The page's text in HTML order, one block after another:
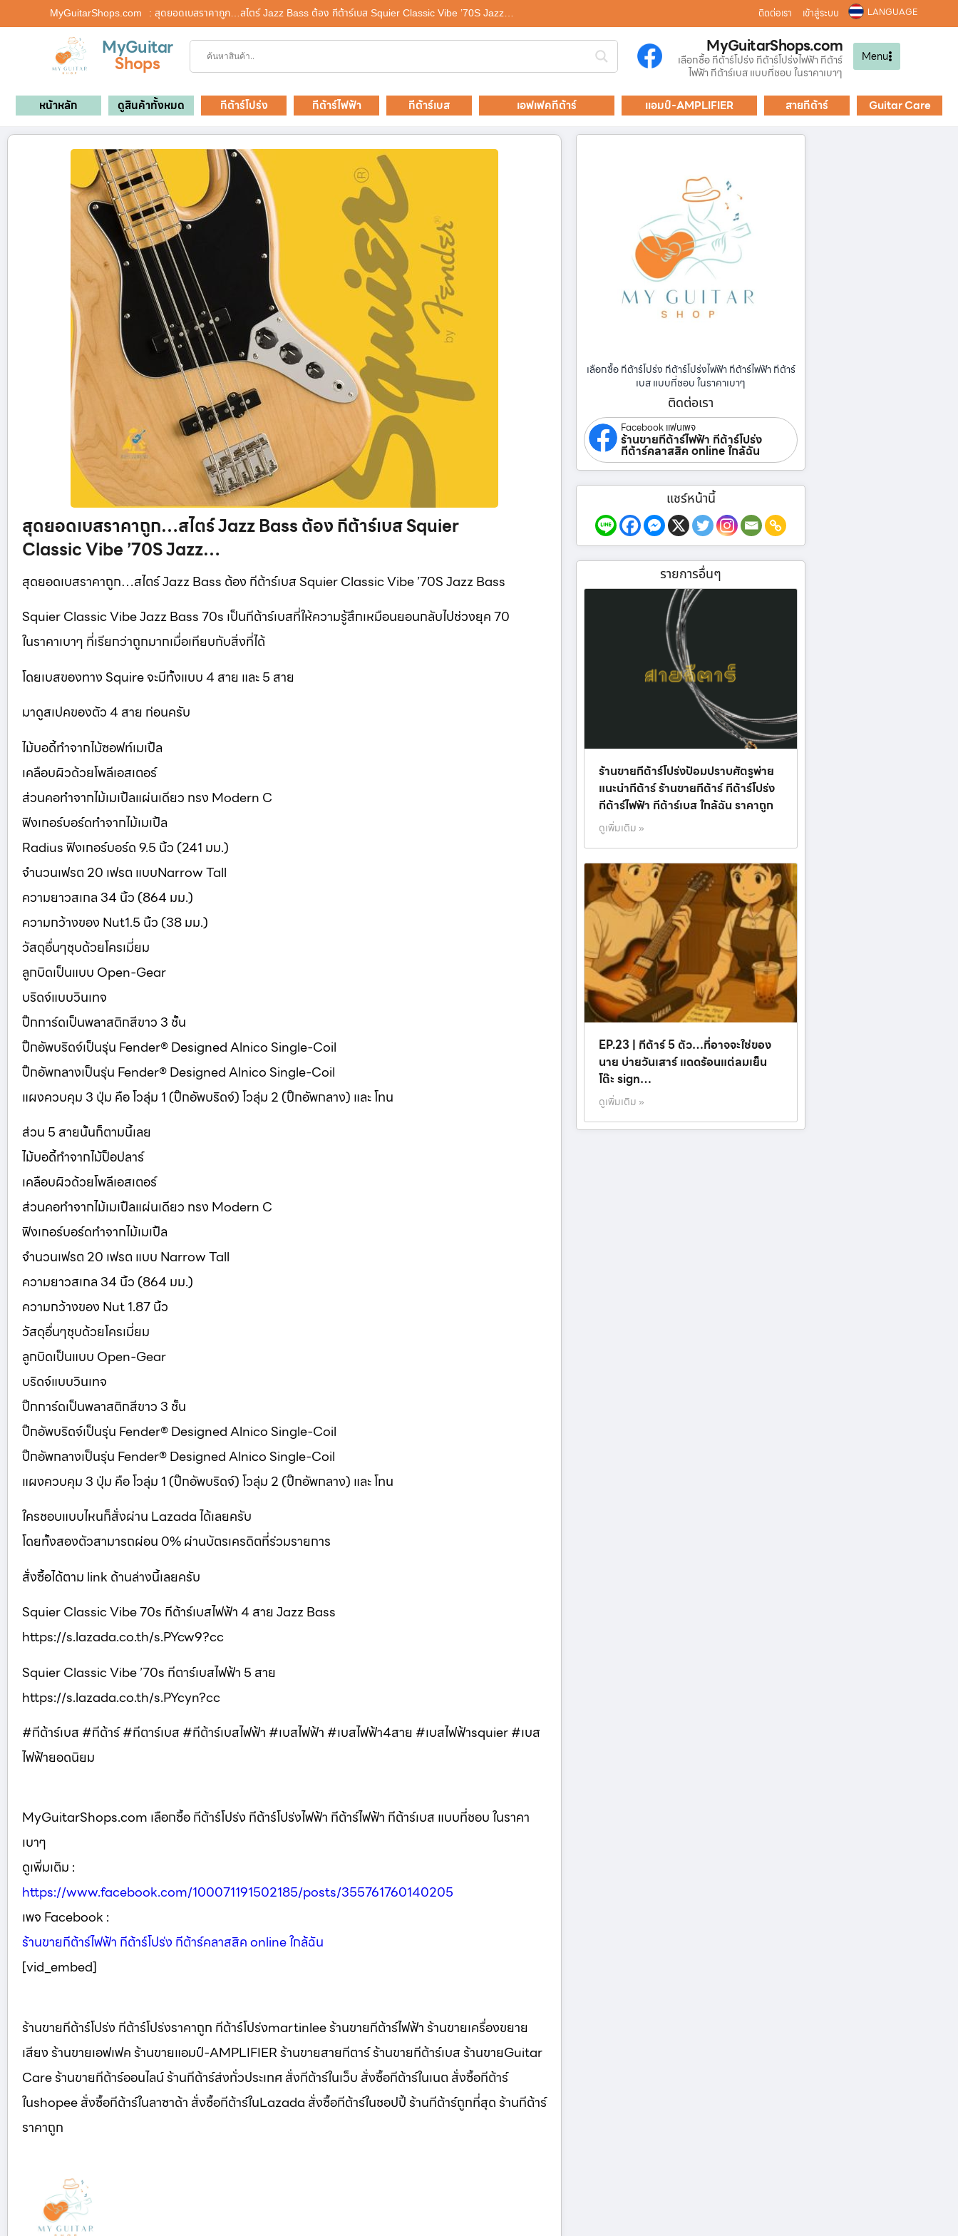
MyGuitarShops.com : สุดยอดเบสราคาถูก…สไตร์ Jazz Bass ต้อง กีต้าร์เบส Squier Classic Vibe ’70S Jazz… ติดต่อเรา เข้าสู่ระบบ LANGUAGE
MyGuitar
Shops
MyGuitarShops.com
เลือกซื้อ กีต้าร์โปร่ง กีต้าร์โปร่งไฟฟ้า กีต้าร์
ไฟฟ้า กีต้าร์เบส แบบที่ชอบ ในราคาเบาๆ
Menu
หน้าหลัก ดูสินค้าทั้งหมด กีต้าร์โปร่ง กีต้าร์ไฟฟ้า กีต้าร์เบส เอฟเฟคกีต้าร์ แอมป์-AMPLIFIER สายกีต้าร์ Guitar Care
สุดยอดเบสราคาถูก…สไตร์ Jazz Bass ต้อง กีต้าร์เบส Squier
Classic Vibe ’70S Jazz…
สุดยอดเบสราคาถูก…สไตร์ Jazz Bass ต้อง กีต้าร์เบส Squier Classic Vibe ’70S Jazz Bass
Squier Classic Vibe Jazz Bass 70s เป็นกีต้าร์เบสที่ให้ความรู้สึกเหมือนยอนกลับไปช่วงยุค 70
ในราคาเบาๆ ที่เรียกว่าถูกมากเมื่อเทียบกับสิ่งที่ได้
โดยเบสของทาง Squire จะมีทั้งแบบ 4 สาย และ 5 สาย
มาดูสเปคของตัว 4 สาย ก่อนครับ
ไม้บอดี้ทำจากไม้ซอฟท์เมเปิ้ล
เคลือบผิวด้วยโพลีเอสเตอร์
ส่วนคอทำจากไม้เมเปิ้ลแผ่นเดียว ทรง Modern C
ฟิงเกอร์บอร์ดทำจากไม้เมเปิ้ล
Radius ฟิงเกอร์บอร์ด 9.5 นิ้ว (241 มม.)
จำนวนเฟรต 20 เฟรต แบบNarrow Tall
ความยาวสเกล 34 นิ้ว (864 มม.)
ความกว้างของ Nut1.5 นิ้ว (38 มม.)
วัสดุอื่นๆชุบด้วยโครเมี่ยม
ลูกบิดเป็นแบบ Open-Gear
บริดจ์แบบวินเทจ
ปิ๊กการ์ดเป็นพลาสติกสีขาว 3 ชั้น
ปิ๊กอัพบริดจ์เป็นรุ่น Fender® Designed Alnico Single-Coil
ปิ๊กอัพกลางเป็นรุ่น Fender® Designed Alnico Single-Coil
แผงควบคุม 3 ปุ่ม คือ โวลุ่ม 1 (ปิ๊กอัพบริดจ์) โวลุ่ม 2 (ปิ๊กอัพกลาง) และ โทน
ส่วน 5 สายนั้นก็ตามนี้เลย
ไม้บอดี้ทำจากไม้ป็อปลาร์
เคลือบผิวด้วยโพลีเอสเตอร์
ส่วนคอทำจากไม้เมเปิ้ลแผ่นเดียว ทรง Modern C
ฟิงเกอร์บอร์ดทำจากไม้เมเปิ้ล
จำนวนเฟรต 20 เฟรต แบบ Narrow Tall
ความยาวสเกล 34 นิ้ว (864 มม.)
ความกว้างของ Nut 1.87 นิ้ว
วัสดุอื่นๆชุบด้วยโครเมี่ยม
ลูกบิดเป็นแบบ Open-Gear
บริดจ์แบบวินเทจ
ปิ๊กการ์ดเป็นพลาสติกสีขาว 3 ชั้น
ปิ๊กอัพบริดจ์เป็นรุ่น Fender® Designed Alnico Single-Coil
ปิ๊กอัพกลางเป็นรุ่น Fender® Designed Alnico Single-Coil
แผงควบคุม 3 ปุ่ม คือ โวลุ่ม 1 (ปิ๊กอัพบริดจ์) โวลุ่ม 2 (ปิ๊กอัพกลาง) และ โทน
ใครชอบแบบไหนก็สั่งผ่าน Lazada ได้เลยครับ
โดยทั้งสองตัวสามารถผ่อน 0% ผ่านบัตรเครดิตที่ร่วมรายการ
สั่งซื้อได้ตาม link ด้านล่างนี้เลยครับ
Squier Classic Vibe 70s กีต้าร์เบสไฟฟ้า 4 สาย Jazz Bass
https://s.lazada.co.th/s.PYcw9?cc
Squier Classic Vibe ’70s กีตาร์เบสไฟฟ้า 5 สาย
https://s.lazada.co.th/s.PYcyn?cc
#กีต้าร์เบส #กีต้าร์ #กีตาร์เบส #กีต้าร์เบสไฟฟ้า #เบสไฟฟ้า #เบสไฟฟ้า4สาย #เบสไฟฟ้าsquier #เบส
ไฟฟ้ายอดนิยม
MyGuitarShops.com เลือกซื้อ กีต้าร์โปร่ง กีต้าร์โปร่งไฟฟ้า กีต้าร์ไฟฟ้า กีต้าร์เบส แบบที่ชอบ ในราคา
เบาๆ
ดูเพิ่มเติม :
https://www.facebook.com/100071191502185/posts/355761760140205
เพจ Facebook :
ร้านขายกีต้าร์ไฟฟ้า กีต้าร์โปร่ง กีต้าร์คลาสสิค online ใกล้ฉัน
[vid_embed]
ร้านขายกีต้าร์โปร่ง กีต้าร์โปร่งราคาถูก กีต้าร์โปร่งmartinlee ร้านขายกีต้าร์ไฟฟ้า ร้านขายเครื่องขยาย
เสียง ร้านขายเอฟเฟค ร้านขายแอมป์-AMPLIFIER ร้านขายสายกีตาร์ ร้านขายกีต้าร์เบส ร้านขายGuitar
Care ร้านขายกีต้าร์ออนไลน์ ร้านกีต้าร์ส่งทั่วประเทศ สั่งกีต้าร์ในเว็บ สั่งซื้อกีต้าร์ในเนต สั่งซื้อกีต้าร์
ในshopee สั่งซื้อกีต้าร์ในลาซาด้า สั่งซื้อกีต้าร์ในLazada สั่งซื้อกีต้าร์ในชอปปี้ ร้านกีต้าร์ถูกที่สุด ร้านกีต้าร์
ราคาถูก
เลือกซื้อ กีต้าร์โปร่ง กีต้าร์โปร่งไฟฟ้า กีต้าร์ไฟฟ้า กีต้าร์
เบส แบบที่ชอบ ในราคาเบาๆ
ติดต่อเรา
Facebook แฟนเพจ
ร้านขายกีต้าร์ไฟฟ้า กีต้าร์โปร่ง
กีต้าร์คลาสสิค online ใกล้ฉัน
แชร์หน้านี้
รายการอื่นๆ
ร้านขายกีต้าร์โปร่งป้อมปราบศัตรูพ่าย
แนะนำกีต้าร์ ร้านขายกีต้าร์ กีต้าร์โปร่ง
กีต้าร์ไฟฟ้า กีต้าร์เบส ใกล้ฉัน ราคาถูก
ดูเพิ่มเติม »
EP.23 | กีต้าร์ 5 ตัว…ที่อาจจะใช่ของ
นาย บ่ายวันเสาร์ แดดร้อนแต่ลมเย็น
โต๊ะ sign…
ดูเพิ่มเติม »